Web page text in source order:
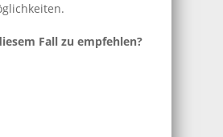
Fall zu empfehlen?